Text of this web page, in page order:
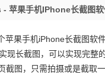
苹果手机iPhone长截图软
苹果手机iPhone长截图软
现长截图，可以实现完整
截图，只需拍摄或是截取